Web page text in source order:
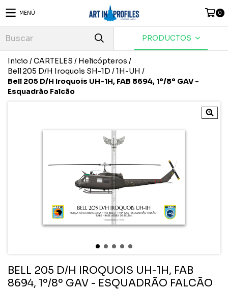
MENÚ 0
PRODUCTOS
Inicio /CARTELES / Helicópteros /
Bell 205 D/H Iroquois SH-1D / 1H-UH /
Bell 205 D/H Iroquois UH-1H, FAB 8694, 1º/8º GAV -
Esquadrão Falcão
BELL 205 D/H IROQUOIS UH-1H, FAB
8694, 1º/8º GAV - ESQUADRÃO FALCÃO